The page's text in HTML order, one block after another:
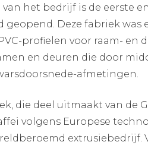
het bedrijf is de eerste
geopend. Deze fabriek
profielen voor raam- en
en deuren die door
afmetingen.
die deel uitmaakt van de
volgens Europese